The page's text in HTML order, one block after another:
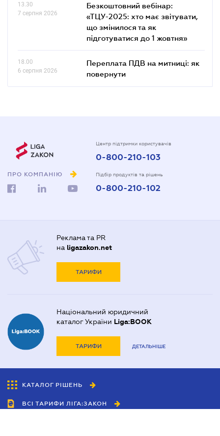
13.30
7 серпня 2026
Безкоштовний вебінар:
«ТЦУ-2025: хто має звітувати,
що змінилося та як
підготуватися до 1 жовтня»
18.00
6 серпня 2026
Переплата ПДВ на митниці: як
повернути
ПРО КОМПАНІЮ
Центр підтримки користувачів
0-800-210-103
Підбір продуктів та рішень
0-800-210-102
Реклама та PR
на ligazakon.net
ТАРИФИ
Національний юридичний
каталог України Liga:BOOK
ТАРИФИ ДЕТАЛЬНІШЕ
КАТАЛОГ РІШЕНЬ
ВСІ ТАРИФИ ЛІГА:ЗАКОН